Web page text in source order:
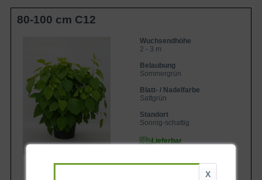
80-100 cm C12
Wuchsendhöhe
2 - 3 m
Belaubung
Sommergrün
Blatt- / Nadelfarbe
Sattgrün
Standort
Sonnig-schattig
Lieferbar
X